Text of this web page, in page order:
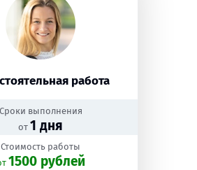
работа
Сроки выполнения
от 1 дня
Стоимость работы
1500 рублей